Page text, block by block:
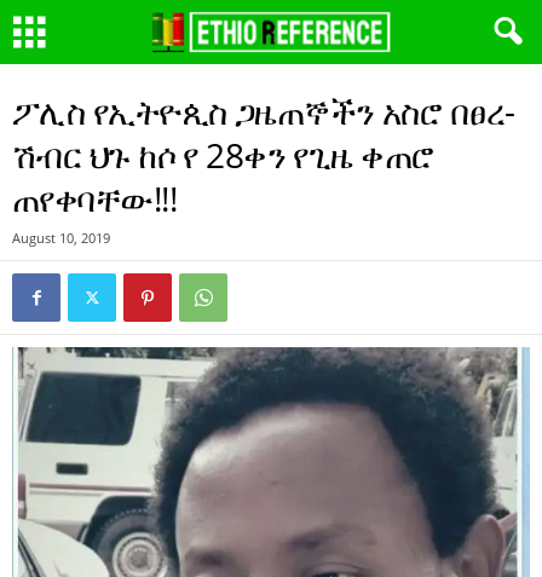
ፖሊስ የኢትዮጲስ ጋዜጠኞችን አስሮ በፀረ-
ሽብር ህጉ ከሶ የ 28ቀን የጊዜ ቀጠሮ
ጠየቀባቸው!!!
August 10, 2019